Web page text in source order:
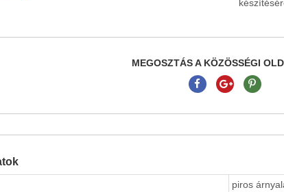
MEGOSZTÁS A KÖZÖSSÉGI
piros